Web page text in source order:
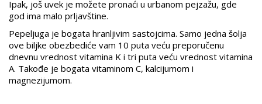
Ipak, još uvek je možete pronaći u urbanom pejzažu, gde
god ima malo prljavštine.
Pepeljuga je bogata hranljivim sastojcima. Samo jedna šolja
ove biljke obezbediće vam 10 puta veću preporučenu
dnevnu vrednost vitamina K i tri puta veću vrednost vitamina
A. Takođe je bogata vitaminom C, kalcijumom i
magnezijumom.